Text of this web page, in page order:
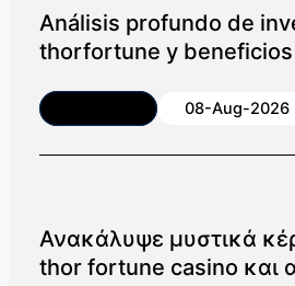
Análisis profundo de
thorfortune y beneficios
08-Aug-2026
Ανακάλυψε μυστικά
thor fortune casino και